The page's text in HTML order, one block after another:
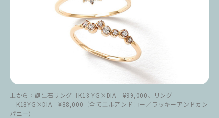
上から：誕生石リング［K18 YG×DIA］¥99,000、リング
［K18YG×DIA］¥88,000（全てエルアンドコー／ラッキーアンドカン
パニー）